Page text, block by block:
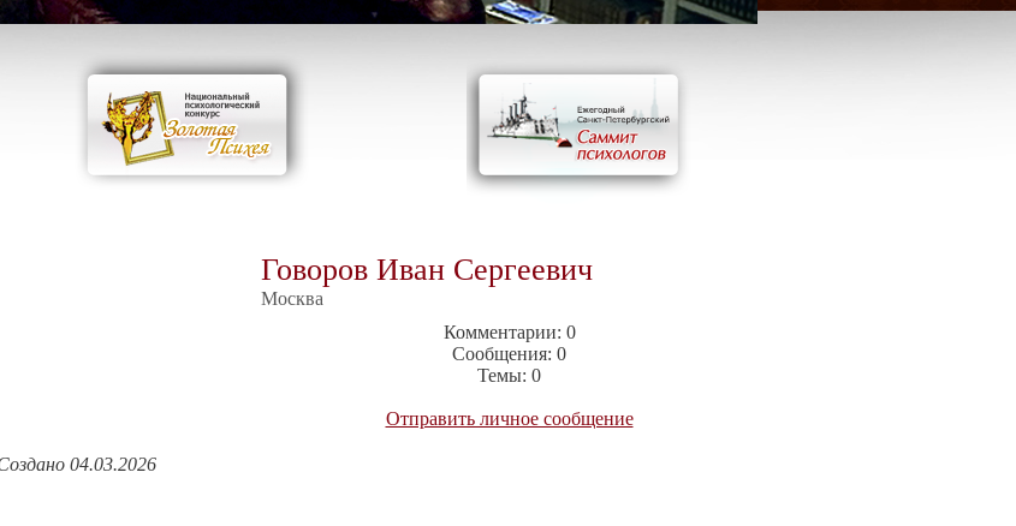
Говоров Иван Сергеевич
Москва
Комментарии: 0
Сообщения: 0
Темы: 0
Отправить личное сообщение
04.03.2026